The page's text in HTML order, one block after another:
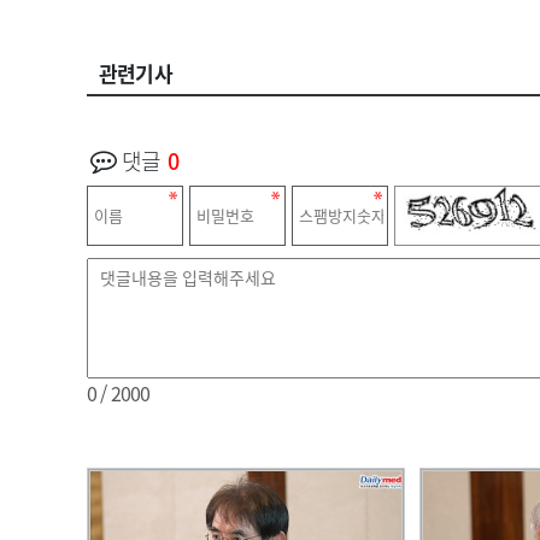
관련기사
댓글 0
0/ 2000